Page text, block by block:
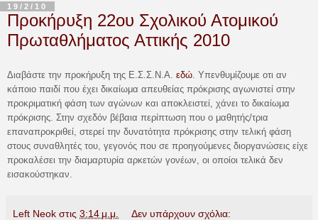
19/2/10
Προκήρυξη 22ου Σχολικού Ατομικού
Πρωταθλήματος Αττικής 2010
Διαβάστε την προκήρυξη της Ε.Σ.Σ.Ν.Α. εδώ . Υπενθυμίζουμε οτι αν
κάποιο παιδί που έχει δικαίωμα απευθείας πρόκρισης αγωνιστεί στην
προκριματική φάση των αγώνων και αποκλειστεί, χάνει το δικαίωμα
πρόκρισης. Στην σχεδόν βέβαια περίπτωση που ο μαθητής/τρια
επαναπροκριθεί, στερεί την δυνατότητα πρόκρισης στην τελική φάση
στους συναθλητές του, γεγονός που σε προηγούμενες διοργανώσεις είχε
προκαλέσει την διαμαρτυρία αρκετών γονέων, οι οποίοι τελικά δεν
εισακούστηκαν.
Left Neok στις 3:14 μ.μ. Δεν υπάρχουν σχόλια: